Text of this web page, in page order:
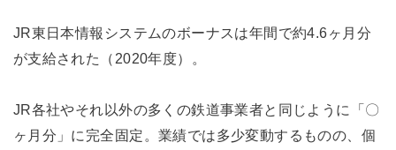
JR東日本情報システムのボーナスは年間で約4.6ヶ月分
が支給された（2020年度）。
JR各社やそれ以外の多くの鉄道事業者と同じように「〇
ヶ月分」に完全固定。業績では多少変動するものの、個